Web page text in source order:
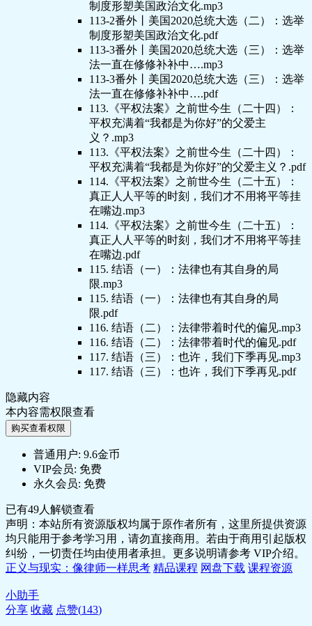
制度形塑美国政治文化.mp3
113-2番外丨美国2020总统大选（二）：选举
制度形塑美国政治文化.pdf
113-3番外丨美国2020总统大选（三）：选举
法一直在修修补补中….mp3
113-3番外丨美国2020总统大选（三）：选举
法一直在修修补补中….pdf
113.《平权法案》之前世今生（二十四）：
平权充满着“我都是为你好”的父爱主
义？.mp3
113.《平权法案》之前世今生（二十四）：
平权充满着“我都是为你好”的父爱主义？.pdf
114.《平权法案》之前世今生（二十五）：
真正人人平等的时刻，我们才不用将平等挂
在嘴边.mp3
114.《平权法案》之前世今生（二十五）：
真正人人平等的时刻，我们才不用将平等挂
在嘴边.pdf
115. 结语（一）：法律也有其自身的局
限.mp3
115. 结语（一）：法律也有其自身的局
限.pdf
116. 结语（二）：法律带着时代的偏见.mp3
116. 结语（二）：法律带着时代的偏见.pdf
117. 结语（三）：也许，我们下季再见.mp3
117. 结语（三）：也许，我们下季再见.pdf
隐藏内容
本内容需权限查看
购买查看权限
普通用户: 9.6金币
VIP会员: 免费
永久会员: 免费
已有49人解锁查看
声明：本站所有资源版权均属于原作者所有，这里所提供资源
均只能用于参考学习用，请勿直接商用。若由于商用引起版权
纠纷，一切责任均由使用者承担。更多说明请参考 VIP介绍。
正义与现实：像律师一样思考 精品课程 网盘下载 课程资源
小助手
分享 收藏 点赞(143)